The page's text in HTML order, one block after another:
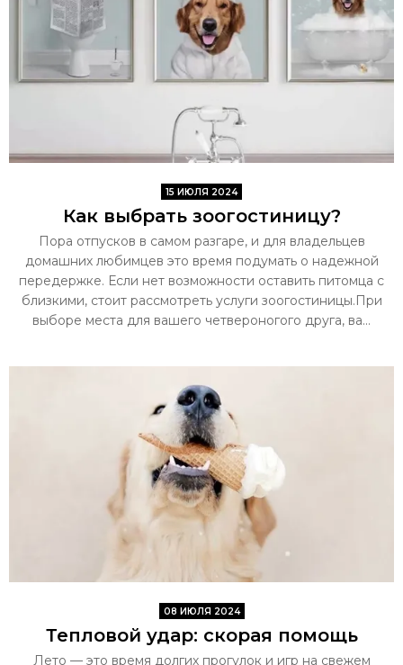
15 ИЮЛЯ 2024
Как выбрать зоогостиницу?
Пора отпусков в самом разгаре, и для владельцев
домашних любимцев это время подумать о надежной
передержке. Если нет возможности оставить питомца с
близкими, стоит рассмотреть услуги зоогостиницы.При
выборе места для вашего четвероногого друга, ва...
08 ИЮЛЯ 2024
Тепловой удар: скорая помощь
Лето — это время долгих прогулок и игр на свежем